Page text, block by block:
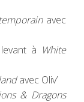
avec
à White
avec Oliv’
& Dragons